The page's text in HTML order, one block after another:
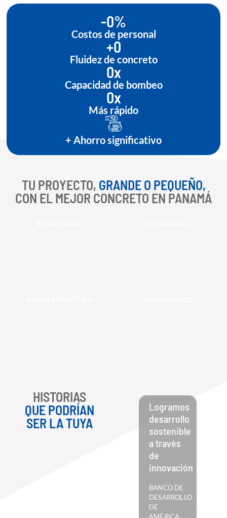
-0%
Costos de personal
+0
Fluidez de concreto
0x
Capacidad de bombeo
0x
Más rápido
+ Ahorro significativo
TU PROYECTO, GRANDE O PEQUEÑO,
CON EL MEJOR CONCRETO EN PANAMÁ
HISTORIAS
QUE PODRÍAN
SER LA TUYA
Logramos
desarrollo
sostenible
a través
de
innovación
BANCO DE
DESARROLLO
DE